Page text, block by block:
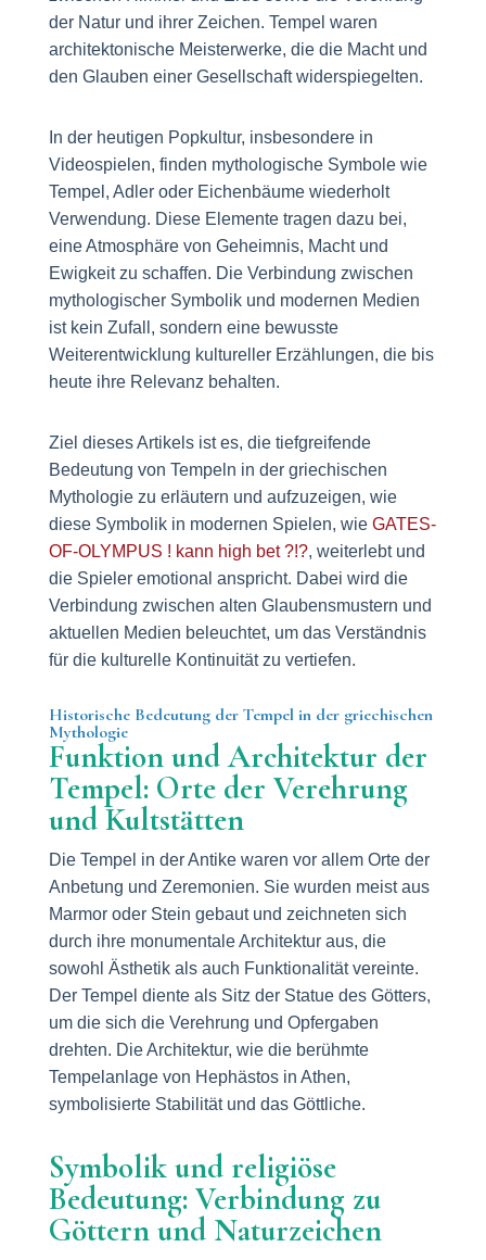
der Natur und ihrer Zeichen. Tempel waren
architektonische Meisterwerke, die die Macht und
den Glauben einer Gesellschaft widerspiegelten.
In der heutigen Popkultur, insbesondere in
Videospielen, finden mythologische Symbole wie
Tempel, Adler oder Eichenbäume wiederholt
Verwendung. Diese Elemente tragen dazu bei,
eine Atmosphäre von Geheimnis, Macht und
Ewigkeit zu schaffen. Die Verbindung zwischen
mythologischer Symbolik und modernen Medien
ist kein Zufall, sondern eine bewusste
Weiterentwicklung kultureller Erzählungen, die bis
heute ihre Relevanz behalten.
Ziel dieses Artikels ist es, die tiefgreifende
Bedeutung von Tempeln in der griechischen
Mythologie zu erläutern und aufzuzeigen, wie
diese Symbolik in modernen Spielen, wie GATES-
OF-OLYMPUS ! kann high bet ?!?, weiterlebt und
die Spieler emotional anspricht. Dabei wird die
Verbindung zwischen alten Glaubensmustern und
aktuellen Medien beleuchtet, um das Verständnis
für die kulturelle Kontinuität zu vertiefen.
Historische Bedeutung der Tempel in der griechischen
Mythologie
Funktion und Architektur der
Tempel: Orte der Verehrung
und Kultstätten
Die Tempel in der Antike waren vor allem Orte der
Anbetung und Zeremonien. Sie wurden meist aus
Marmor oder Stein gebaut und zeichneten sich
durch ihre monumentale Architektur aus, die
sowohl Ästhetik als auch Funktionalität vereinte.
Der Tempel diente als Sitz der Statue des Götters,
um die sich die Verehrung und Opfergaben
drehten. Die Architektur, wie die berühmte
Tempelanlage von Hephästos in Athen,
symbolisierte Stabilität und das Göttliche.
Symbolik und religiöse
Bedeutung: Verbindung zu
Göttern und Naturzeichen